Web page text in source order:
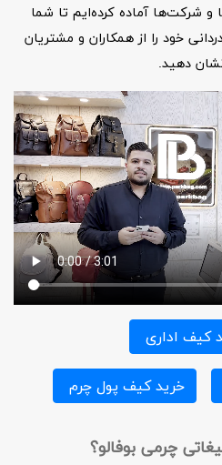
و شرکت‌ها آماده کرده‌ایم تا شما
خود را از همکاران و مشتریان
دهید.
کیف اداری
خرید کیف پول چرم
چرمی بوفالو؟